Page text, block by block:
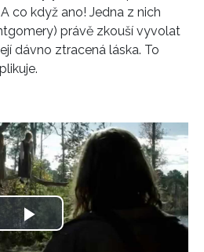
co když ano! Jedna z nich
právě zkouší vyvolat
dávno ztracená láska. To
Play